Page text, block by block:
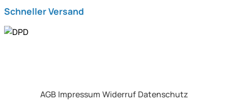
Schneller Versand
AGB Impressum Widerruf Datenschutz